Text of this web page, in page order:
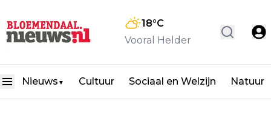
18°C
Vooral Helder
Nieuws ▼ Cultuur Sociaal en Welzijn Natuur